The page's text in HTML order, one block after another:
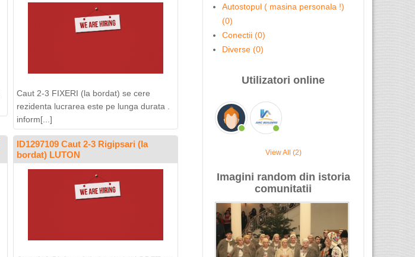
Caut 2-3 FIXERI (la bordat) se cere
rezidenta lucrarea este pe lunga durata .
inform[...]
ID1297109 Caut 2-3 Rigipsari (la
bordat) LUTON
Autostopul ( masina personala !)
(0)
Conectii (0)
Diverse (0)
Utilizatori online
View All (2)
Imagini random din istoria
comunitatii